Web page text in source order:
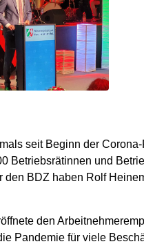
seit Beginn der
Betriebsrätinnen und
BDZ haben Rolf
den
Pandemie für viele